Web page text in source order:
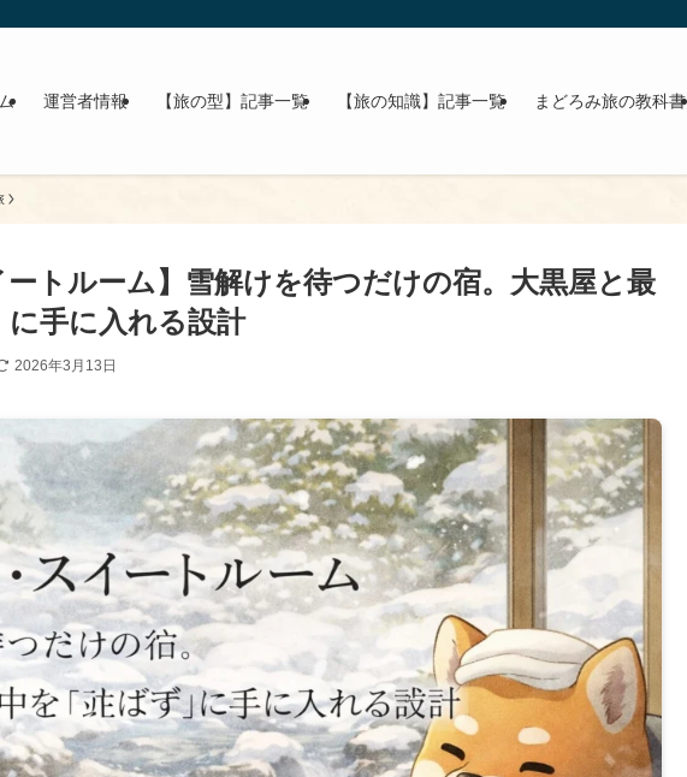
運営者情報 【旅の型】記事一覧 【旅の知識】記事一覧 まどろみ旅の教科書
ートルーム】雪解けを待つだけの宿。大黒屋と最
に手に入れる設計
2026年3月13日